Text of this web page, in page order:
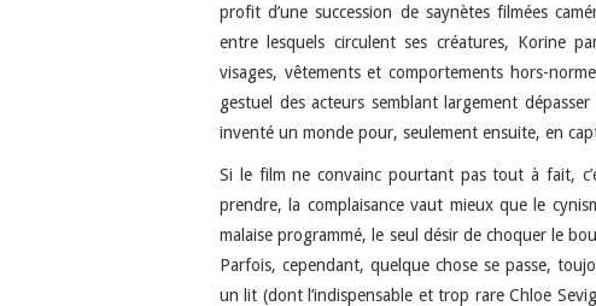
profit d’une succession de saynètes filmées
entre lesquels circulent ses créatures, Korine
visages, vêtements et comportements hors-
gestuel des acteurs semblant largement
inventé un monde pour, seulement ensuite, en
Si le film ne convainc pourtant pas tout à fait,
prendre, la complaisance vaut mieux que le
malaise programmé, le seul désir de choquer le
Parfois, cependant, quelque chose se passe,
un lit (dont l’indispensable et trop rare Chloe